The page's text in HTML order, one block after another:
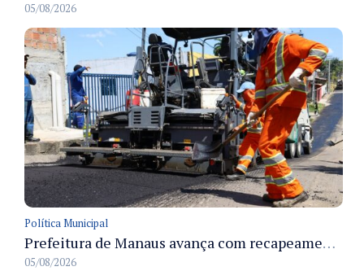
05/08/2026
Política Municipal
Prefeitura de Manaus avança com recapeamento no Parque Rio Solimões e cobre cerca de 30 ruas
05/08/2026